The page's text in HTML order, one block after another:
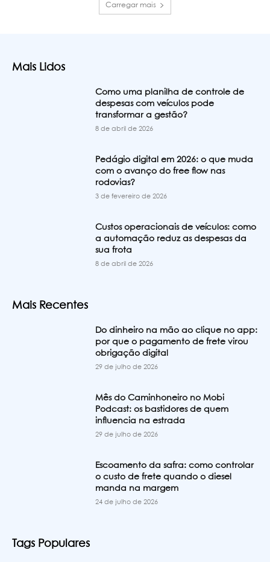
Carregar mais
Mais Lidos
Como uma planilha de controle de
despesas com veículos pode
transformar a gestão?
8 de abril de 2026
Pedágio digital em 2026: o que muda
com o avanço do free flow nas
rodovias?
3 de fevereiro de 2026
Custos operacionais de veículos: como
a automação reduz as despesas da
sua frota
8 de abril de 2026
Mais Recentes
Do dinheiro na mão ao clique no app:
por que o pagamento de frete virou
obrigação digital
29 de julho de 2026
Mês do Caminhoneiro no Mobi
Podcast: os bastidores de quem
influencia na estrada
29 de julho de 2026
Escoamento da safra: como controlar
o custo de frete quando o diesel
manda na margem
24 de julho de 2026
Tags Populares